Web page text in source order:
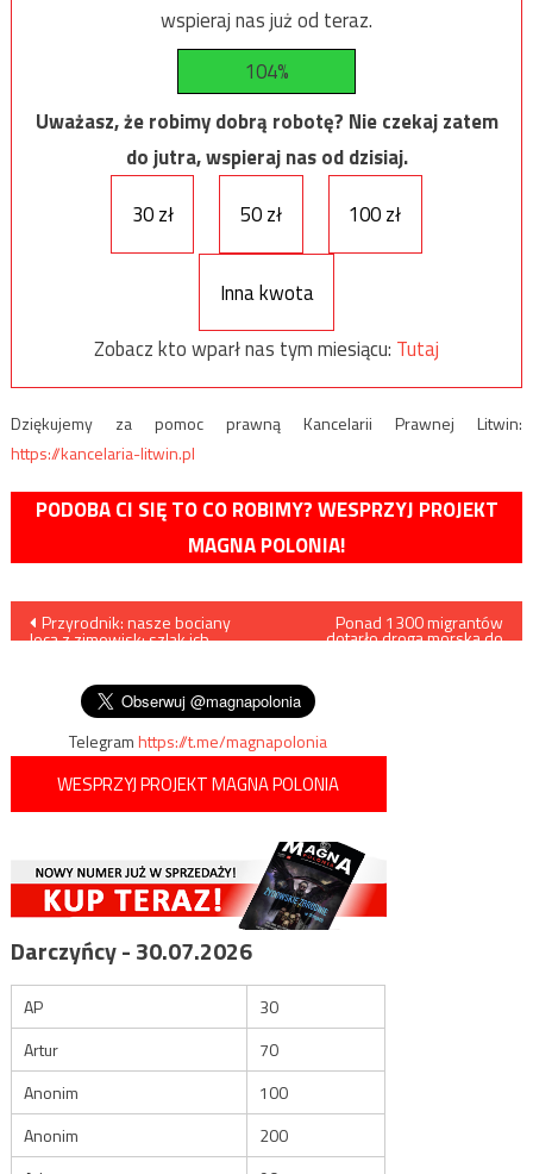
wspieraj nas już od teraz.
104%
Uważasz, że robimy dobrą robotę? Nie czekaj zatem
do jutra, wspieraj nas od dzisiaj.
30 zł
50 zł 100 zł
Inna kwota
Zobacz kto wparł nas tym miesiącu: Tutaj
Dziękujemy za pomoc prawną Kancelarii Prawnej Litwin:
https://kancelaria-litwin.pl
PODOBA CI SIĘ TO CO ROBIMY? WESPRZYJ PROJEKT
MAGNA POLONIA!
Nawigacja
Przyrodnik: nasze bociany
lecą z zimowisk; szlak ich
Ponad 1300 migrantów
dotarło drogą morską do
Telegramhttps://t.me/magnapolonia
WESPRZYJ PROJEKT MAGNA POLONIA
Darczyńcy - 30.07.2026
AP
30
Artur
70
Anonim
100
Anonim
200